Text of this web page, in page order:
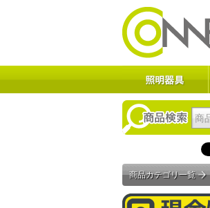
商品カテゴリ一覧